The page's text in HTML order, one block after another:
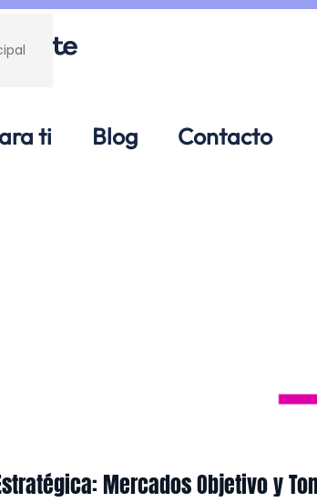
ti Blog Contacto
Mercados Objetivo y